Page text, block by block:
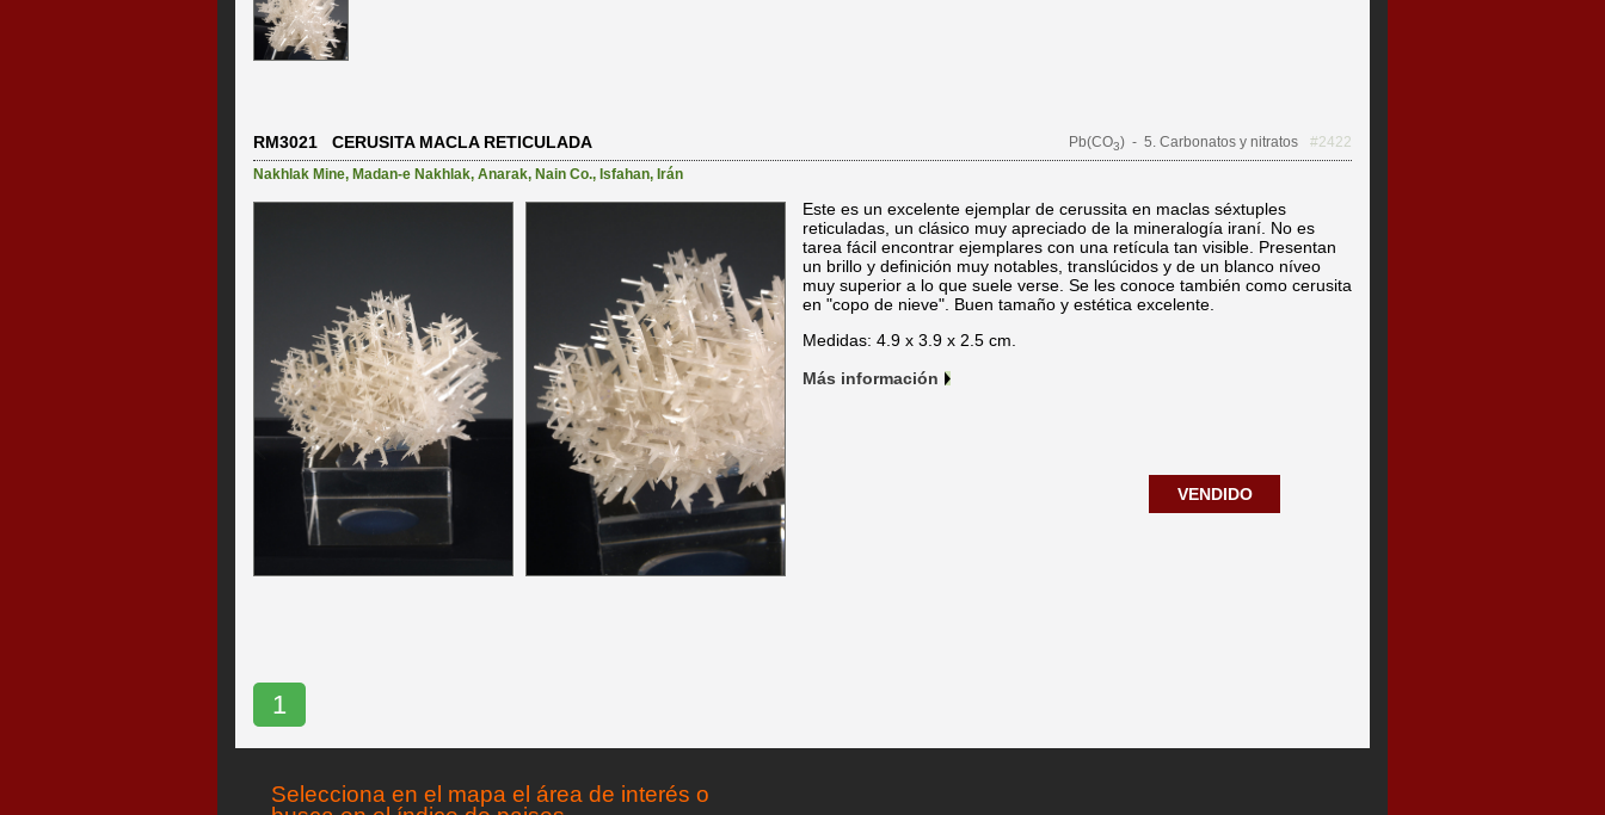
RM3021 CERUSITA MACLA RETICULADA Pb(CO3) - 5. Carbonatos y nitratos
#2422
Nakhlak Mine, Madan-e Nakhlak, Anarak, Nain Co., Isfahan, Irán
Este es un excelente ejemplar de cerussita en maclas séxtuples
reticuladas, un clásico muy apreciado de la mineralogía iraní. No es
tarea fácil encontrar ejemplares con una retícula tan visible. Presentan
un brillo y definición muy notables, translúcidos y de un blanco níveo
muy superior a lo que suele verse. Se les conoce también como cerusita
en "copo de nieve". Buen tamaño y estética excelente.
Medidas: 4.9 x 3.9 x 2.5 cm.
Más información
VENDIDO
1
Selecciona en el mapa el área de interés o